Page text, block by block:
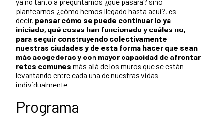
plantearnos ¿cómo hemos llegado hasta aquí?, es
decir, pensar cómo se puede continuar lo ya
iniciado, qué cosas han funcionado y cuáles no,
para seguir construyendo colectivamente
nuestras ciudades y de esta forma hacer que sean
más acogedoras y con mayor capacidad de afrontar
retos comunes más allá delos muros que se están
levantando entre cada una de nuestras vidas
individualmente.
Programa